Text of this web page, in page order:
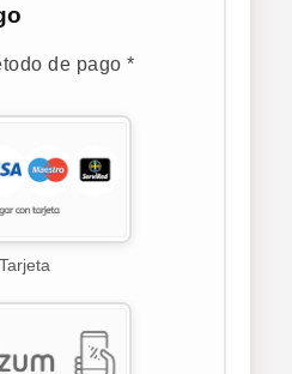
de pago *
Tarjeta